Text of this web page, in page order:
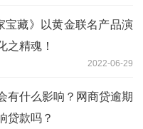
宝藏》以黄金联名产品演
之精魂！
2022-06-29
有什么影响？网商贷逾期
贷款吗？